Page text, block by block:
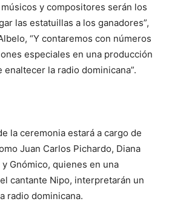
músicos y compositores serán los
las estatuillas a los ganadores”,
“Y contaremos con números
especiales en una producción
la radio dominicana”.
la ceremonia estará a cargo de
Juan Carlos Pichardo, Diana
Gnómico, quienes en una
cantante Nipo, interpretarán un
radio dominicana.